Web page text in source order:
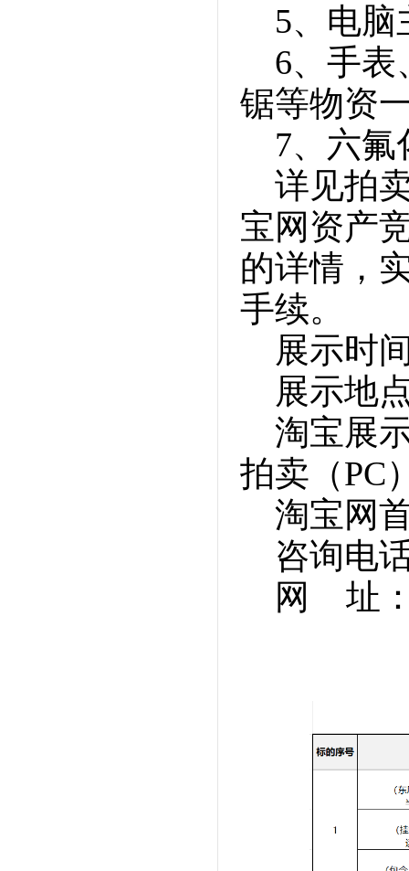
5、电脑
6、手表
锯等物资
7、六氟
详见拍
宝网资产
的详情，
手续。
展示时
展示地
淘宝展
拍卖（PC
淘宝网
咨询电
网 址：